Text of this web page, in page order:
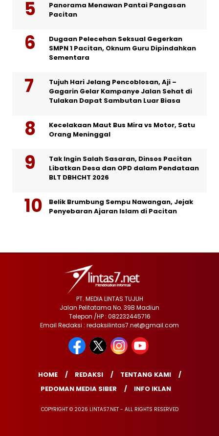
Panorama Menawan Pantai Pangasan
Pacitan
Dugaan Pelecehan Seksual Gegerkan
SMPN 1 Pacitan, Oknum Guru Dipindahkan
Sementara
Tujuh Hari Jelang Pencoblosan, Aji –
Gagarin Gelar Kampanye Jalan Sehat di
Tulakan Dapat Sambutan Luar Biasa
Kecelakaan Maut Bus Mira vs Motor, Satu
Orang Meninggal
Tak Ingin Salah Sasaran, Dinsos Pacitan
Libatkan Desa dan OPD dalam Pendataan
BLT DBHCHT 2026
Belik Brumbung Sempu Nawangan, Jejak
Penyebaran Ajaran Islam di Pacitan
PT. MEDIA LINTAS TUJUH
Jalan Pelitatama No. 39B Madiun
Telepon /HP : 082232445716
Email Redaksi : redaksilintas7.net@gmail.com
HOME REDAKSI
TENTANG KAMI
PEDOMAN MEDIA SIBER
INFO IKLAN
COPYRIGHT © 2026 LINTAS7.NET - ALL RIGHTS RESERVED